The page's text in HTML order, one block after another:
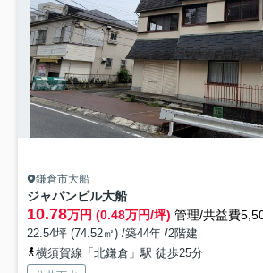
鎌倉市大船
ジャパンビル大船
10.78万円 (0.48万円/坪) 管理/共益費
22.54坪 (74.52㎡) /築44年 /2階建
横須賀線「北鎌倉」駅 徒歩25分